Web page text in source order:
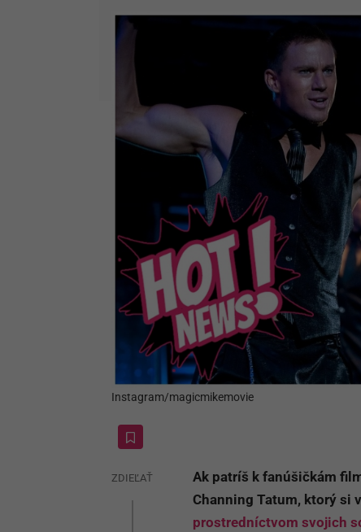
Instagram/magicmikemovie
ZDIEĽAŤ
Ak patríš k fanúšičkám
Channing Tatum, ktorý si
prostredníctvom svojich